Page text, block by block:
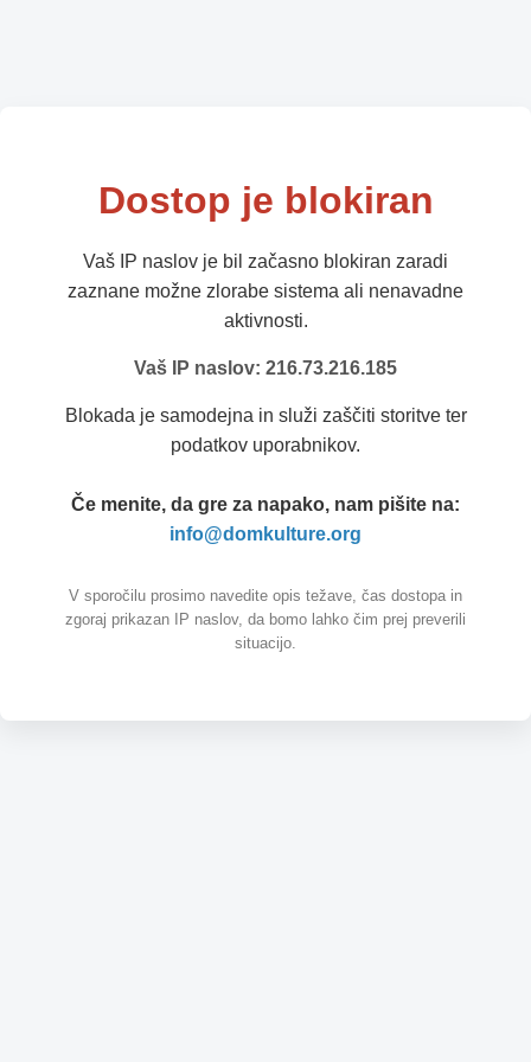
Dostop je blokiran
Vaš IP naslov je bil začasno blokiran zaradi
zaznane možne zlorabe sistema ali nenavadne
aktivnosti.
Vaš IP naslov: 216.73.216.185
Blokada je samodejna in služi zaščiti storitve ter
podatkov uporabnikov.
Če menite, da gre za napako, nam pišite na:
info@domkulture.org
V sporočilu prosimo navedite opis težave, čas dostopa in
zgoraj prikazan IP naslov, da bomo lahko čim prej preverili
situacijo.